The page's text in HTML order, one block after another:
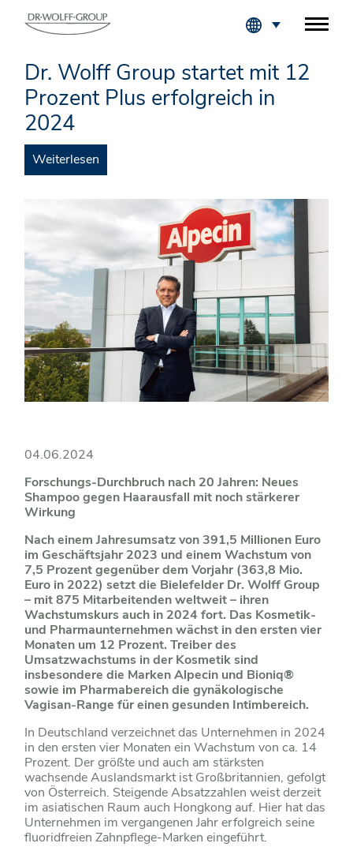
Dr. Wolff Group startet mit 12
Prozent Plus erfolgreich in
2024
Weiterlesen
04.06.2024
Forschungs-Durchbruch nach 20 Jahren: Neues
Shampoo gegen Haarausfall mit noch stärkerer
Wirkung
Nach einem Jahresumsatz von 391,5 Millionen Euro
im Geschäftsjahr 2023 und einem Wachstum von
7,5 Prozent gegenüber dem Vorjahr (363,8 Mio.
Euro in 2022) setzt die Bielefelder Dr. Wolff Group
– mit 875 Mitarbeitenden weltweit – ihren
Wachstumskurs auch in 2024 fort. Das Kosmetik-
und Pharmaunternehmen wächst in den ersten vier
Monaten um 12 Prozent.Treiber des
Umsatzwachstums in der Kosmetik sind
insbesondere die Marken Alpecin und Bioniq®
sowie im Pharmabereich die gynäkologische
Vagisan-Range für einen gesunden Intimbereich.
In Deutschland verzeichnet das Unternehmen in 2024
in den ersten vier Monaten ein Wachstum von ca. 14
Prozent. Der größte und auch am stärksten
wachsende Auslandsmarkt ist Großbritannien, gefolgt
von Österreich. Steigende Absatzzahlen weist derzeit
im asiatischen Raum auch Hongkong auf. Hier hat das
Unternehmen im vergangenen Jahr erfolgreich seine
fluoridfreien Zahnpflege-Marken eingeführt.